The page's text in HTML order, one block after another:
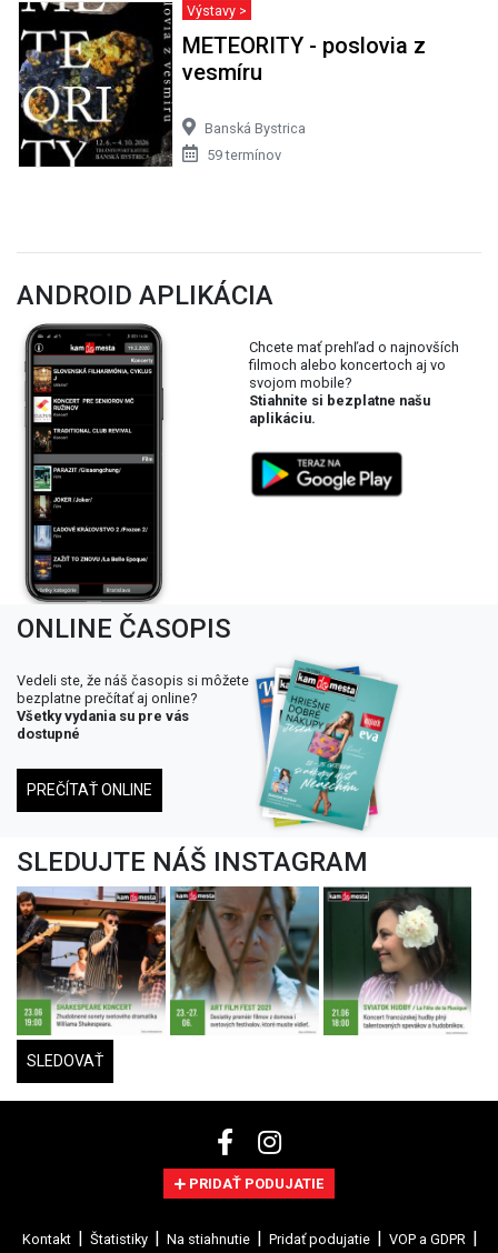
Výstavy >
METEORITY - poslovia z
vesmíru
Banská Bystrica
59 termínov
ANDROID APLIKÁCIA
Chcete mať prehľad o najnovších
filmoch alebo koncertoch aj vo
svojom mobile?
Stiahnite si bezplatne našu
aplikáciu.
ONLINE ČASOPIS
Vedeli ste, že náš časopis si môžete
bezplatne prečítať aj online?
Všetky vydania su pre vás
dostupné
PREČÍTAŤ ONLINE
SLEDUJTE NÁŠ INSTAGRAM
SLEDOVAŤ
PRIDAŤ PODUJATIE
Kontakt Štatistiky Na stiahnutie Pridať podujatie VOP a GDPR